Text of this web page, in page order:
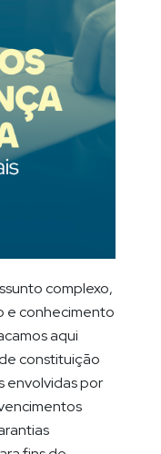
complexo,
e conhecimento
aqui
constituição
envolvidas por